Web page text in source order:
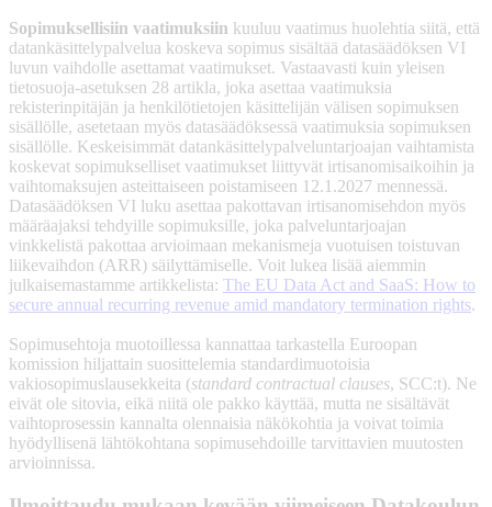
Sopimuksellisiin vaatimuksiin kuuluu vaatimus huolehtia siitä, että
datankäsittelypalvelua koskeva sopimus sisältää datasäädöksen VI
luvun vaihdolle asettamat vaatimukset. Vastaavasti kuin yleisen
tietosuoja-asetuksen 28 artikla, joka asettaa vaatimuksia
rekisterinpitäjän ja henkilötietojen käsittelijän välisen sopimuksen
sisällölle, asetetaan myös datasäädöksessä vaatimuksia sopimuksen
sisällölle. Keskeisimmät datankäsittelypalveluntarjoajan vaihtamista
koskevat sopimukselliset vaatimukset liittyvät irtisanomisaikoihin ja
vaihtomaksujen asteittaiseen poistamiseen 12.1.2027 mennessä.
Datasäädöksen VI luku asettaa pakottavan irtisanomisehdon myös
määräajaksi tehdyille sopimuksille, joka palveluntarjoajan
vinkkelistä pakottaa arvioimaan mekanismeja vuotuisen toistuvan
liikevaihdon (ARR) säilyttämiselle. Voit lukea lisää aiemmin
julkaisemastamme artikkelista: The EU Data Act and SaaS: How to
secure annual recurring revenue amid mandatory termination rights.
Sopimusehtoja muotoillessa kannattaa tarkastella Euroopan
komission hiljattain suosittelemia standardimuotoisia
vakiosopimuslausekkeita (standard contractual clauses, SCC:t). Ne
eivät ole sitovia, eikä niitä ole pakko käyttää, mutta ne sisältävät
vaihtoprosessin kannalta olennaisia näkökohtia ja voivat toimia
hyödyllisenä lähtökohtana sopimusehdoille tarvittavien muutosten
arvioinnissa.